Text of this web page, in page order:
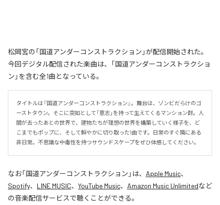
松岡宮の「国道アンダーコンストラクション」が配信開始された。
今回デジタル配信された楽曲は、「国道アンダーコンストラクショ
ン」を含む全1曲となっている。
タイトルは『国道アンダーコンストラクション』。舞台は、ゾンビだらけのゴ
ーストタウン。そこに突如として「意志」を持って生えてくるマンション群。人
間が去ったあとの世界で、建物たちが理想の世界を構築していく様子を、ど
こまでもポップに、そして鮮やかに切り取った1曲です。日常のすぐ隣にある
非日常。不思議な中毒性を持つサウンドスケープをぜひ体感してください。
なお「国道アンダーコンストラクション 」は、 Apple Music、
Spotify、 LINE MUSIC、 YouTube Music、 Amazon Music Unlimitedなど
の音楽配信サービスで聴くことができる。